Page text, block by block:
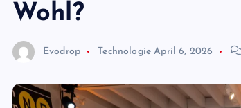
Wohl?
Evodrop Technologie April 6, 2026